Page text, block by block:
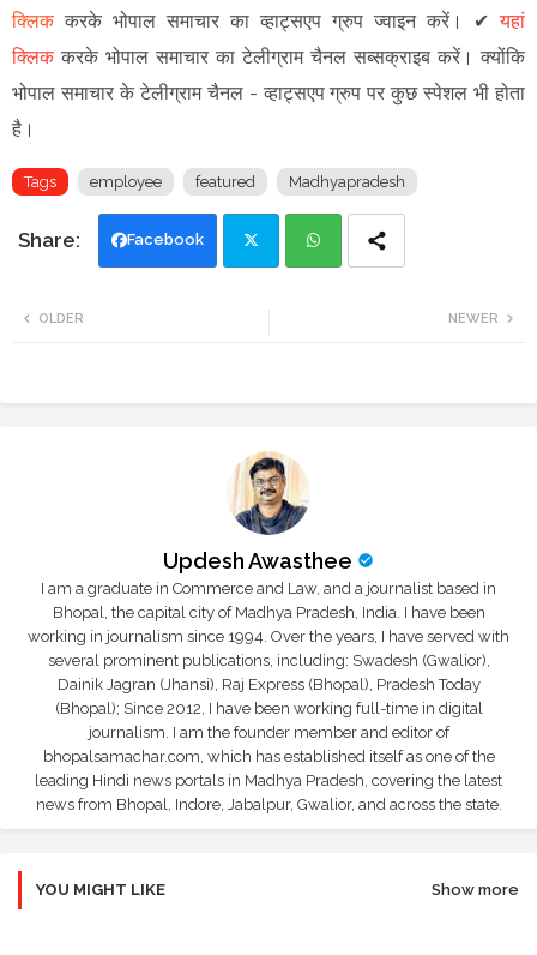
क्लिककरके भोपाल समाचार का व्हाट्सएप ग्रुप ज्वाइन करें । ✔यहां
क्लिक करके भोपाल समाचार का टेलीग्राम चैनल सब्सक्राइब करें। क्योंकि
भोपाल समाचार के टेलीग्राम चैनल - व्हाट्सएप ग्रुप पर कुछ स्पेशल भी होता
है।
Tags employee featured Madhyapradesh
Facebook
NEWER
OLDER
Updesh Awasthee
I am a graduate in Commerce and Law, and a journalist based in
Bhopal, the capital city of Madhya Pradesh, India. I have been
working in journalism since 1994. Over the years, I have served with
several prominent publications, including: Swadesh (Gwalior),
Dainik Jagran (Jhansi), Raj Express (Bhopal), Pradesh Today
(Bhopal); Since 2012, I have been working full-time in digital
journalism. I am the founder member and editor of
bhopalsamachar.com, which has established itself as one of the
leading Hindi news portals in Madhya Pradesh, covering the latest
news from Bhopal, Indore, Jabalpur, Gwalior, and across the state.
YOU MIGHT LIKE Show more